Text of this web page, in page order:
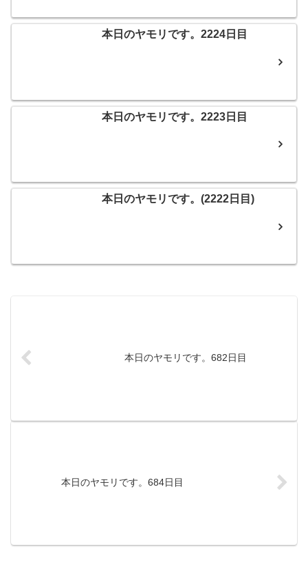
本日のヤモリです。2224日目
本日のヤモリです。2223日目
本日のヤモリです。(2222日目)
本日のヤモリです。682日目
本日のヤモリです。684日目